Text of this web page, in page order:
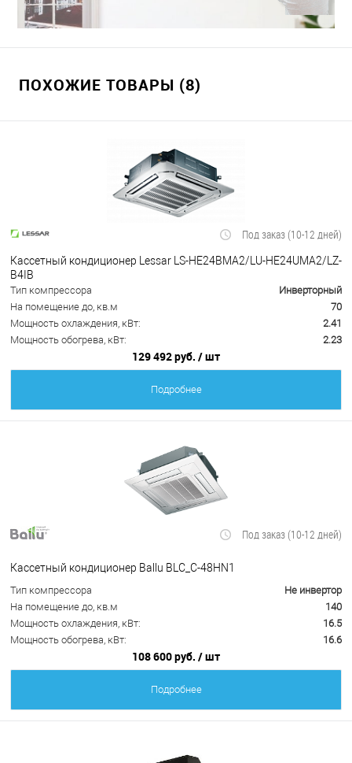
ПОХОЖИЕ ТОВАРЫ (8)
Под заказ (10-12 дней)
Кассетный кондиционер Lessar LS-HE24BMA2/LU-HE24UMA2/LZ-
B4IB
Тип компрессора
Инверторный
На помещение до, кв.м
70
Мощность охлаждения, кВт:
2.41
Мощность обогрева, кВт:
2.23
129 492 руб. / шт
Подробнее
Под заказ (10-12 дней)
Кассетный кондиционер Ballu BLC_C-48HN1
Тип компрессора
Не инвертор
На помещение до, кв.м
140
Мощность охлаждения, кВт:
16.5
Мощность обогрева, кВт:
16.6
108 600 руб. / шт
Подробнее